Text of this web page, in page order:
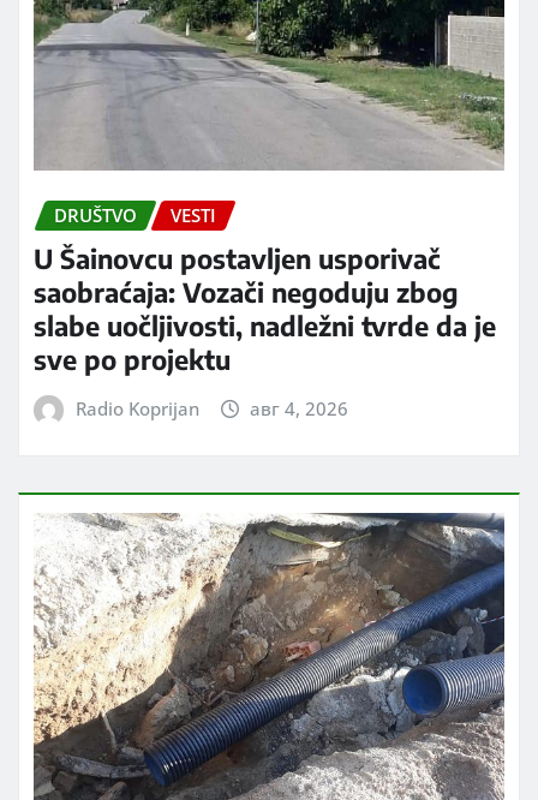
DRUŠTVO VESTI
U Šainovcu postavljen usporivač
saobraćaja: Vozači negoduju zbog
slabe uočljivosti, nadležni tvrde da je
sve po projektu
Radio Koprijan авг 4, 2026